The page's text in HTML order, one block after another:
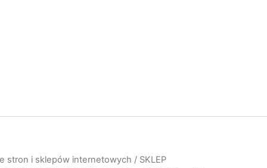
stron i sklepów internetowych / SKLEP